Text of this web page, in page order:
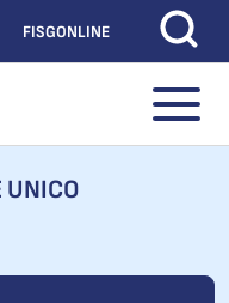
FISGONLINE
UNICO